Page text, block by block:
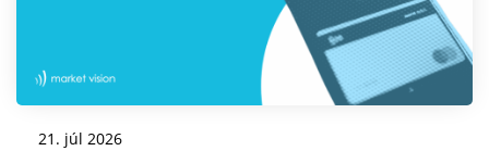
21. júl 2026